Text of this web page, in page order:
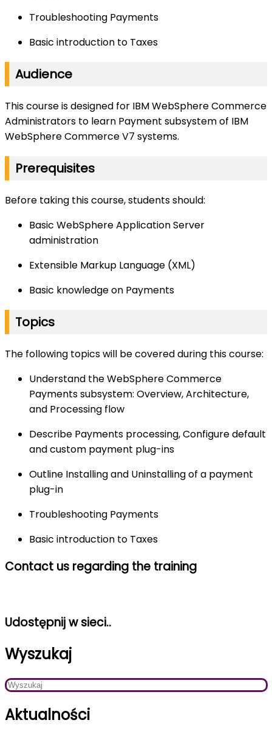
Troubleshooting Payments
Basic introduction to Taxes
Audience
This course is designed for IBM WebSphere Commerce
Administrators to learn Payment subsystem of IBM
WebSphere Commerce V7 systems.
Prerequisites
Before taking this course, students should:
Basic WebSphere Application Server
administration
Extensible Markup Language (XML)
Basic knowledge on Payments
Topics
The following topics will be covered during this course:
Understand the WebSphere Commerce
Payments subsystem: Overview, Architecture,
and Processing flow
Describe Payments processing, Configure default
and custom payment plug-ins
Outline Installing and Uninstalling of a payment
plug-in
Troubleshooting Payments
Basic introduction to Taxes
Contact us regarding the training
Udostępnij w sieci..
Wyszukaj
Aktualności